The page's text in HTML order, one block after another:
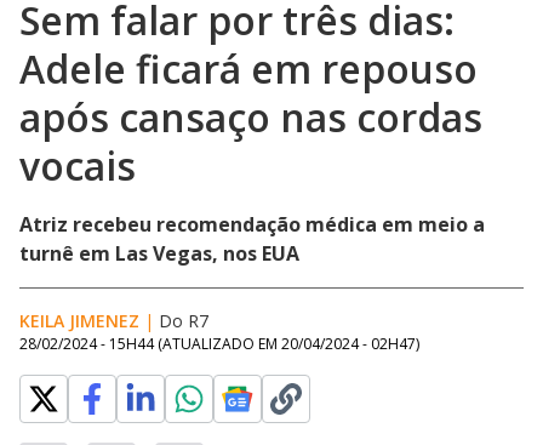
Sem falar por três dias:
Adele ficará em repouso
após cansaço nas cordas
vocais
Atriz recebeu recomendação médica em meio a
turnê em Las Vegas, nos EUA
KEILA JIMENEZ | Do R7
28/02/2024 - 15H44 (ATUALIZADO EM 20/04/2024 - 02H47)